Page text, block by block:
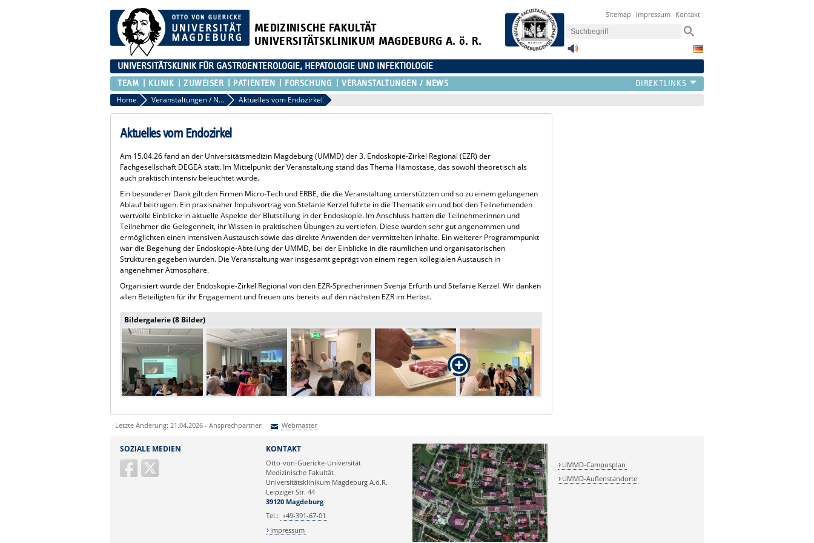
MEDIZINISCHE FAKULTÄT
UNIVERSITÄTSKLINIKUM MAGDEBURG A. ö. R.
Sitemap Impressum Kontakt
UNIVERSITÄTSKLINIK FÜR GASTROENTEROLOGIE, HEPATOLOGIE UND INFEKTIOLOGIE
TEAM KLINIK ZUWEISER PATIENTEN FORSCHUNG VERANSTALTUNGEN / NEWS
Home Veranstaltungen / News Aktuelles vom Endozirkel
Aktuelles vom Endozirkel
Am 15.04.26 fand an der Universitätsmedizin Magdeburg (UMMD) der 3. Endoskopie-Zirkel Regional (EZR) der
Fachgesellschaft DEGEA statt. Im Mittelpunkt der Veranstaltung stand das Thema Hämostase, das sowohl theoretisch als
auch praktisch intensiv beleuchtet wurde.
Ein besonderer Dank gilt den Firmen Micro-Tech und ERBE, die die Veranstaltung unterstützten und so zu einem gelungenen
Ablauf beitrugen. Ein praxisnaher Impulsvortrag von Stefanie Kerzel führte in die Thematik ein und bot den Teilnehmenden
wertvolle Einblicke in aktuelle Aspekte der Blutstillung in der Endoskopie. Im Anschluss hatten die Teilnehmerinnen und
Teilnehmer die Gelegenheit, ihr Wissen in praktischen Übungen zu vertiefen. Diese wurden sehr gut angenommen und
ermöglichten einen intensiven Austausch sowie das direkte Anwenden der vermittelten Inhalte. Ein weiterer Programmpunkt
war die Begehung der Endoskopie-Abteilung der UMMD, bei der Einblicke in die räumlichen und organisatorischen
Strukturen gegeben wurden. Die Veranstaltung war insgesamt geprägt von einem regen kollegialen Austausch in
angenehmer Atmosphäre.
Organisiert wurde der Endoskopie-Zirkel Regional von den EZR-Sprecherinnen Svenja Erfurth und Stefanie Kerzel. Wir danken
allen Beteiligten für ihr Engagement und freuen uns bereits auf den nächsten EZR im Herbst.
Bildergalerie (8 Bilder)
Letzte Änderung: 21.04.2026 - Ansprechpartner: Webmaster
Ihre E-Mailadresse:
SOZIALE MEDIEN KONTAKT
Otto-von-Guericke-Universität
Medizinische Fakultät
Universitätsklinikum Magdeburg A.ö.R.
Leipziger Str. 44
39120 Magdeburg
Tel.: +49-391-67-01
Impressum
UMMD-Campusplan
UMMD-Außenstandorte